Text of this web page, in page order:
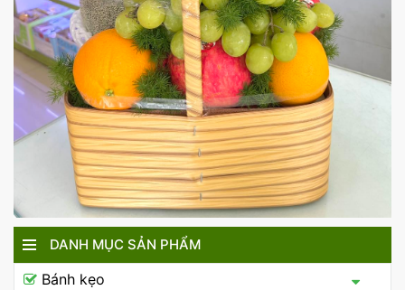
DANH MỤC SẢN PHẨM
Bánh kẹo